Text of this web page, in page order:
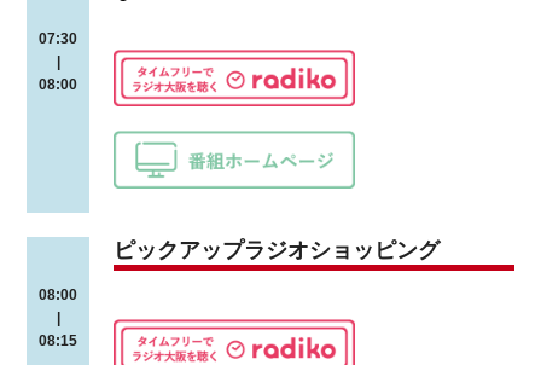
07:30
08:00
08:00
08:15
ピックアップラジオショッピング